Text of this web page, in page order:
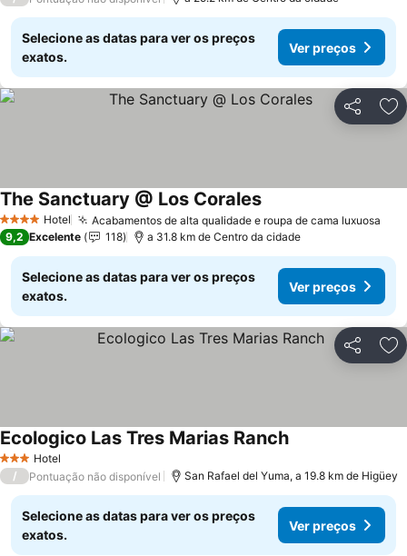
Selecione as datas para ver os preços
exatos.
Ver preços
Partilhar
4 EstrelasHotel Acabamentos de alta qualidade e roupa de cama luxuosa
The Sanctuary @ Los Corales
9,2 Excelente 118 a 31.8 km de Centro da cidade
Selecione as datas para ver os preços
exatos.
Ver preços
Partilhar
3 EstrelasHotel
Ecologico Las Tres Marias Ranch
/ Pontuação não disponível San Rafael del Yuma, a 19.8 km de Higüey
Selecione as datas para ver os preços
exatos.
Ver preços